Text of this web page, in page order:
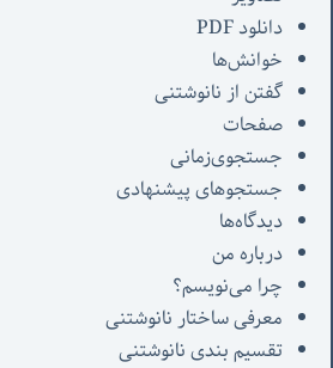
دانلود PDF
خوانش‌ها
گفتن از نانوشتنی
صفحات
جستجوی‌زمانی
جستجوهای پیشنهادی
دیدگاه‌ها
درباره من
چرا می‌نویسم؟
معرفی‌ ساختار نانوشتنی
تقسیم بندی نانوشتنی